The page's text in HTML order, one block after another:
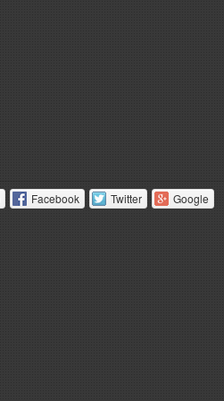
Facebook Twitter Google